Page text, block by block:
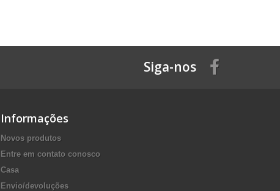
Siga-nos
Informações
Novos produtos
Entre em contato conosco
Casa
Envio/devoluções